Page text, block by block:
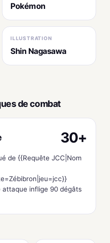
Pokémon
ILLUSTRATION
Shin Nagasawa
de combat
30+
de {{Requête JCC|Nom
inflige 90 dégâts